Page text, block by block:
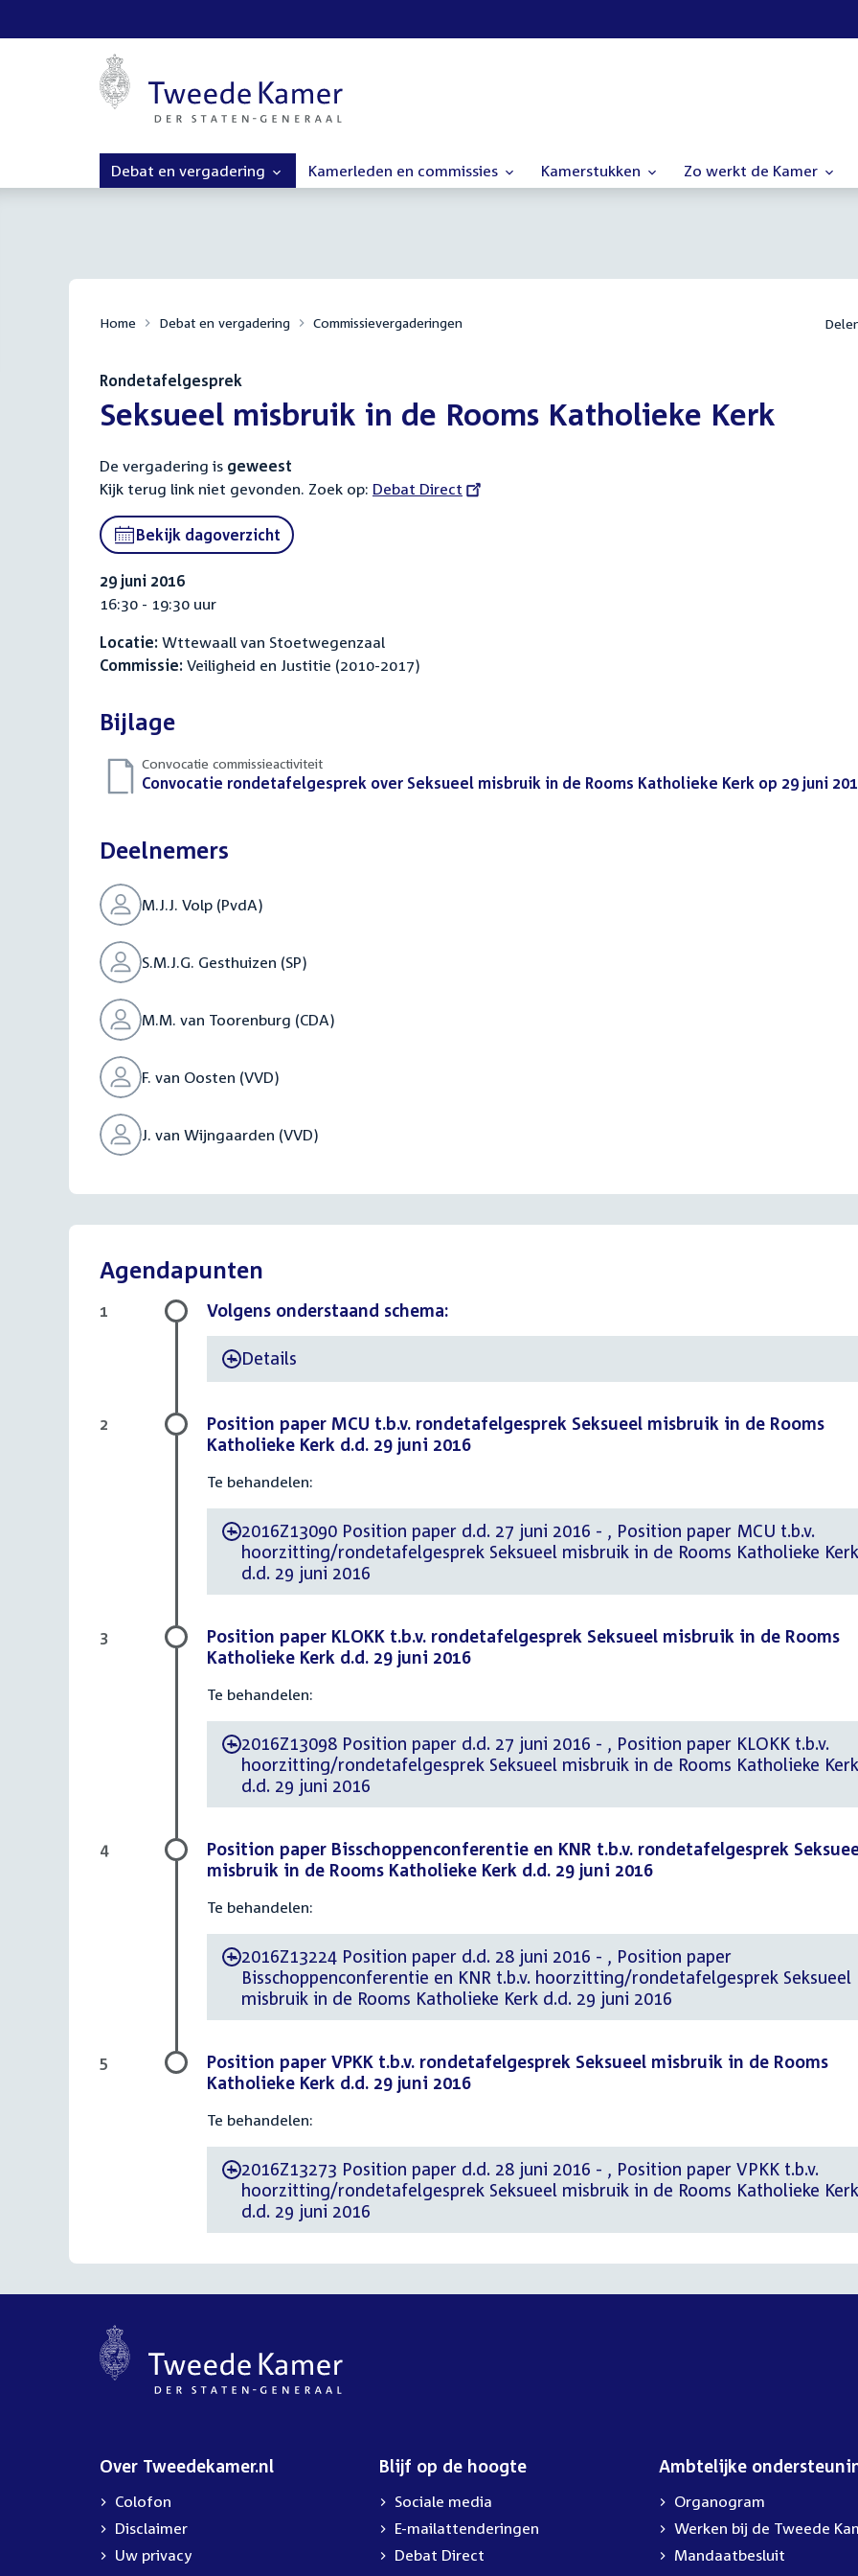
Debat en vergadering Kamerleden en commissies Kamerstukken Zo werkt de Kamer
Home Debat en vergadering Commissievergaderingen
Rondetafelgesprek
:Seksueel misbruik in de Rooms Katholieke Kerk
De vergadering is geweest
Kijk terug link niet gevonden. Zoek op: External
Debat Direct
Bekijk dagoverzicht
29 juni 2016
16:30 - 19:30 uur
Locatie: Wttewaall van Stoetwegenzaal
Commissie: Veiligheid en Justitie (2010-2017)
Bijlage
Convocatie commissieactiviteit
Download
Convocatie rondetafelgesprek over Seksueel misbruik in de Rooms Katholieke Kerk op 29 juni
Deelnemers
M.J.J. Volp (PvdA)
S.M.J.G. Gesthuizen (SP)
M.M. van Toorenburg (CDA)
F. van Oosten (VVD)
J. van Wijngaarden (VVD)
Agendapunten
Volgens onderstaand schema:
- Details
1
Position paper MCU t.b.v. rondetafelgesprek Seksueel misbruik in de Rooms
Katholieke Kerk d.d. 29 juni 2016
Te behandelen:
-2016Z13090 Position paper d.d. 27 juni 2016 - , Position paper MCU t.b.v.
hoorzitting/rondetafelgesprek Seksueel misbruik in de Rooms Katholieke Kerk
d.d. 29 juni 2016
2
Position paper KLOKK t.b.v. rondetafelgesprek Seksueel misbruik in de Rooms
Katholieke Kerk d.d. 29 juni 2016
Te behandelen:
-2016Z13098 Position paper d.d. 27 juni 2016 - , Position paper KLOKK t.b.v.
hoorzitting/rondetafelgesprek Seksueel misbruik in de Rooms Katholieke Kerk
d.d. 29 juni 2016
3
Position paper Bisschoppenconferentie en KNR t.b.v. rondetafelgesprek
misbruik in de Rooms Katholieke Kerk d.d. 29 juni 2016
Te behandelen:
-2016Z13224 Position paper d.d. 28 juni 2016 - , Position paper
Bisschoppenconferentie en KNR t.b.v. hoorzitting/rondetafelgesprek Seksueel
misbruik in de Rooms Katholieke Kerk d.d. 29 juni 2016
4
Position paper VPKK t.b.v. rondetafelgesprek Seksueel misbruik in de Rooms
Katholieke Kerk d.d. 29 juni 2016
Te behandelen:
-2016Z13273 Position paper d.d. 28 juni 2016 - , Position paper VPKK t.b.v.
hoorzitting/rondetafelgesprek Seksueel misbruik in de Rooms Katholieke Kerk
d.d. 29 juni 2016
5
Over Tweedekamer.nl
Colofon
Disclaimer
Uw privacy
Blijf op de hoogte
Sociale media
E-mailattenderingen
Debat Direct
Ambtelijke
Organogram
External
link:
Werken bij de Tweede
Mandaatbesluit